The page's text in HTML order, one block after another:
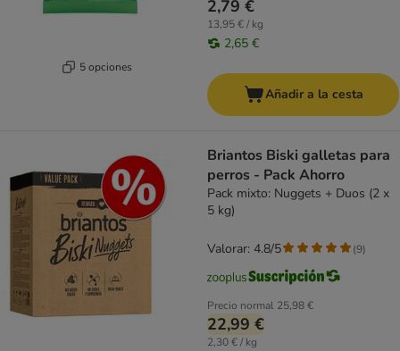
5 opciones
2,79 €
13,95 € / kg
2,65 €
Añadir a la cesta
Briantos Biski galletas para
perros - Pack Ahorro
Pack mixto: Nuggets + Duos (2 х
5 kg)
Precio normal 25,98 €
22,99 €
2,30 € / kg
Valorar: 4.8/5 (9)